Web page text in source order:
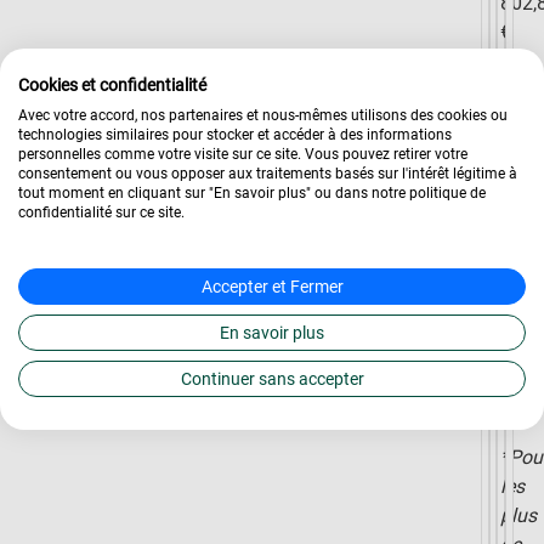
€
/
votre
et
votre
les
plus
Cookies et confidentialité
Avec votre accord, nos partenaires et nous-mêmes utilisons des cookies ou
technologies similaires pour stocker et accéder à des informations
personnelles comme votre visite sur ce site. Vous pouvez retirer votre
consentement ou vous opposer aux traitements basés sur l'intérêt légitime à
tout moment en cliquant sur "En savoir plus" ou dans notre politique de
confidentialité sur ce site.
Accepter et Fermer
En savoir plus
Continuer sans accepter